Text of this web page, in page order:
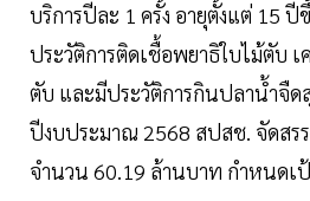
บริการปีละ 1 ครั้ง อายุตั้งแต่ 15
ประวัติการติดเชื้อพยาธิใบไม้ตับ
ตับ และมีประวัติการกินปลาน้ำจืด
ปีงบประมาณ 2568 สปสช. จัดสร
จำนวน 60.19 ล้านบาท กำหนดเ